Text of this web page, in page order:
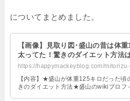
についてまとめました。
【画像】見取り図･盛山の昔は体
太ってた！驚きのダイエット方法
https://happymackeyblog.com/
【内容】★盛山が体重125キロだった
きのダイエット方法★盛山のwikiプロフ